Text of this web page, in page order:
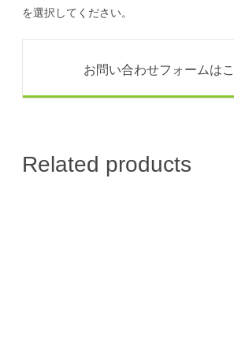
を選択してください。
お問い合わせフォームは
Related products